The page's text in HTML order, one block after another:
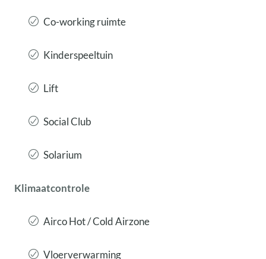
Co-working ruimte
Kinderspeeltuin
Lift
Social Club
Solarium
Klimaatcontrole
Airco Hot / Cold Airzone
Vloerverwarming